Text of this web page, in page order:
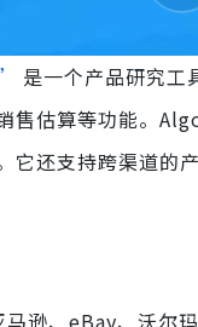
是一个产品研究工
售估算等功能。
它还支持跨渠道的
马逊、eBay、沃尔